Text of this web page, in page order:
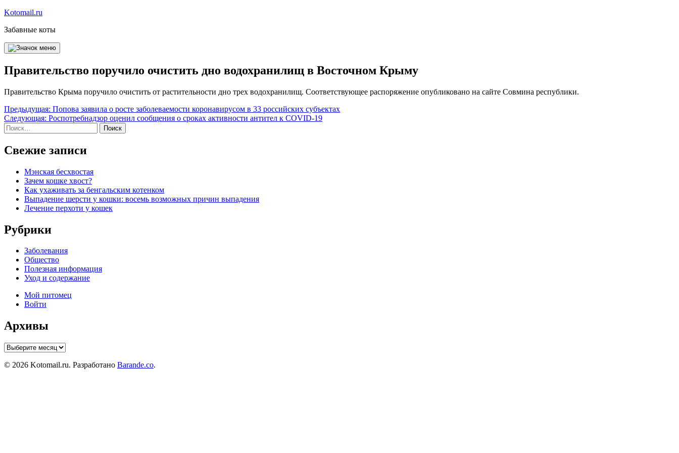
Перейти
содержимому
Kotomail.ru
Забавные коты
Правительство поручило очистить дно водохранилищ в Восточном Крыму
Правительство Крыма поручило очистить от растительности дно трех водохранилищ. Соответствующее распоряжение опубликовано на сайте Совмина республики.
Навигация
по
записям
Предыдущая: Попова заявила о росте заболеваемости коронавирусом в 33 российских субъектах
Следующая: Роспотребнадзор оценил сообщения о сроках активности антител к COVID-19
Найти:
Свежие записи
Мэнская бесхвостая
Зачем кошке хвост?
Как ухаживать за бенгальским котенком
Выпадение шерсти у кошки: восемь возможных причин выпадения
Лечение перхоти у кошек
Рубрики
Заболевания
Общество
Полезная информация
Уход и содержание
Мой питомец
Войти
Архивы
Архивы
© 2026 Kotomail.ru. Разработано Barande.co.